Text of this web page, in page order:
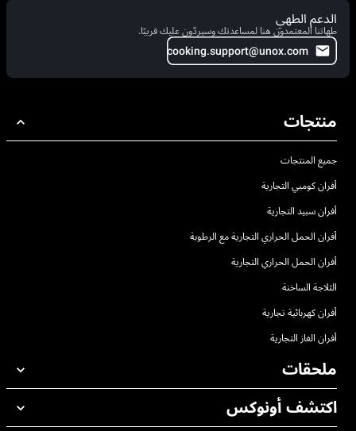
الدعم الطهي
طهاتنا المعتمدون هنا لمساعدتك وسيردّون عليك قريبًا.
cooking.support@unox.com
منتجات
جميع المنتجات
أفران كومبي التجارية
أفران سبيد التجارية
أفران الحمل الحراري التجارية مع الرطوبة
أفران الحمل الحراري التجارية
الثلاجة الساخنة
أفران كهربائية تجارية
أفران الغاز التجارية
ملحقات
جميع الملحقات
اكتشف أونوكس